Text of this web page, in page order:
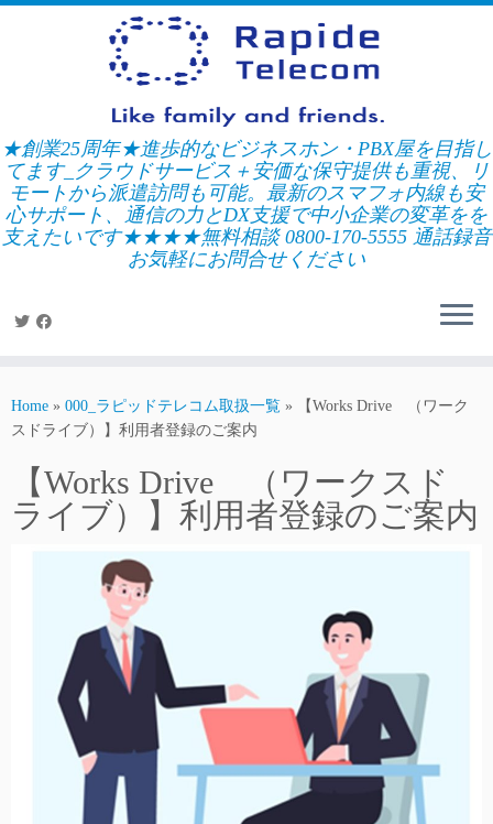
Skip
★創業25周年★進歩的なビジネスホン・PBX屋を目指し
てます_クラウドサービス＋安価な保守提供も重視、リ
モートから派遣訪問も可能。最新のスマフォ内線も安
心サポート、通信の力とDX支援で中小企業の変革をを
支えたいです★★★★無料相談 0800-170-5555 通話録音
お気軽にお問合せください
Home » 000_ラピッドテレコム取扱一覧 »
【Works Drive （ワーク
スドライブ）】利用者登録のご案内
【Works Drive （ワークスド
ライブ）】利用者登録のご案内